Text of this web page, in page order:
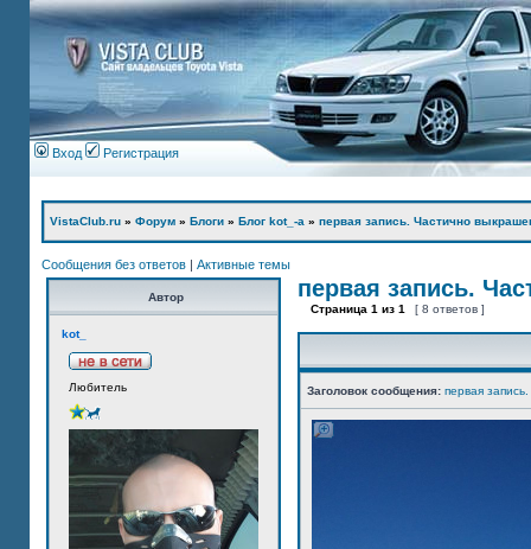
Вход Регистрация
VistaClub.ru » Форум » Блоги » Блог kot_-а » первая запись. Частично
Сообщения без ответов | Активные темы
Автор
kot_
Любитель
первая запись.
Страница 1 из 1 [ 8 ответов ]
Заголовок сообщения: первая